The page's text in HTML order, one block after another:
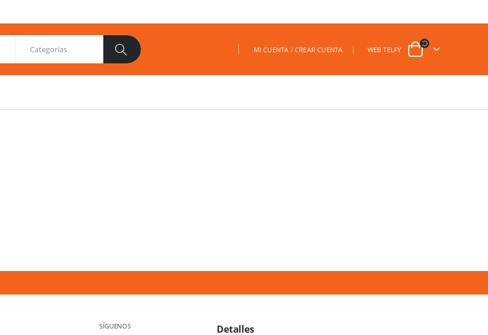
| MI CUENTA / CREAR CUENTA WEB TELFY
SÍGUENOS Detalles